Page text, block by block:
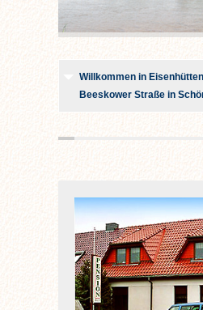
Willkommen in
Beeskower Straße in